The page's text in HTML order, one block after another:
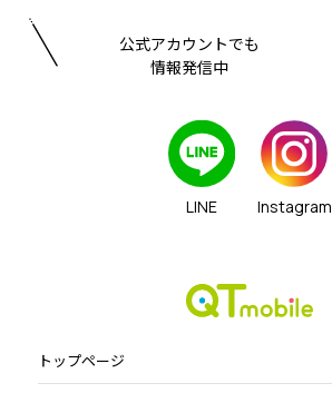
公式アカウントでも
情報発信中
LINE Instagram
トップページ